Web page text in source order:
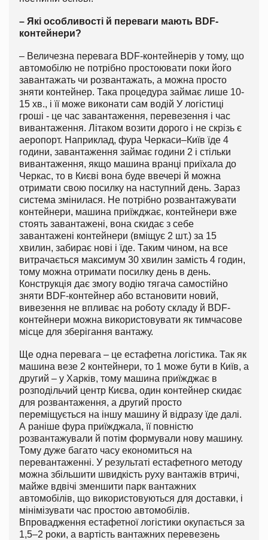
– Які особливості й переваги мають BDF-
контейнери?
– Величезна перевага BDF-контейнерів у тому, що
автомобілю не потрібно простоювати поки його
завантажать чи розвантажать, а можна просто
зняти контейнер. Така процедура займає лише 10-
15 хв., і її може виконати сам водій У логістиці
гроші - це час завантаження, перевезення і час
вивантаження. Літаком возити дорого і не скрізь є
аеропорт. Наприклад, фура Черкаси–Київ їде 4
години, завантаження займає години 2 і стільки
вивантаження, якщо машина вранці приїхала до
Черкас, то в Києві вона буде ввечері й можна
отримати свою посилку на наступний день. Зараз
система змінилася. Не потрібно розвантажувати
контейнери, машина приїжджає, контейнери вже
стоять завантажені, вона скидає з себе
завантажені контейнери (вміщує 2 шт.) за 15
хвилин, забирає нові і їде. Таким чином, на все
витрачається максимум 30 хвилин замість 4 годин,
тому можна отримати посилку день в день.
Конструкція дає змогу водію тягача самостійно
зняти BDF-контейнер або встановити новий,
вивезення не впливає на роботу складу й BDF-
контейнери можна використовувати як тимчасове
місце для зберігання вантажу.
Ще одна перевага – це естафетна логістика. Так як
машина везе 2 контейнери, то 1 може бути в Київ, а
другий – у Харків, тому машина приїжджає в
розподільчий центр Києва, один контейнер скидає
для розвантаження, а другий просто
переміщується на іншу машину й відразу їде далі.
А раніше фура приїжджала, її повністю
розвантажували й потім формували нову машину.
Тому дуже багато часу економиться на
перевантаженні. У результаті естафетного методу
можна збільшити швидкість руху вантажів втричі,
майже вдвічі зменшити парк вантажних
автомобілів, що використовуються для доставки, і
мінімізувати час простою автомобілів.
Впровадження естафетної логістики окупається за
1,5–2 роки, а вартість вантажних перевезень